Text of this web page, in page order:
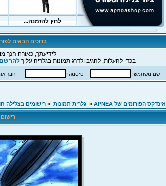
ברוכים הבאים
לידיעתך, כאורח הנך
בכדי להעלות, להגיב ולדרג תמונות בגלריה עליךלהרשם
שם משתמש: סיסמה: חבר
אינדקס הפורומים של APNEA » גלרית תמונות » רישומים בצלילה
רישום